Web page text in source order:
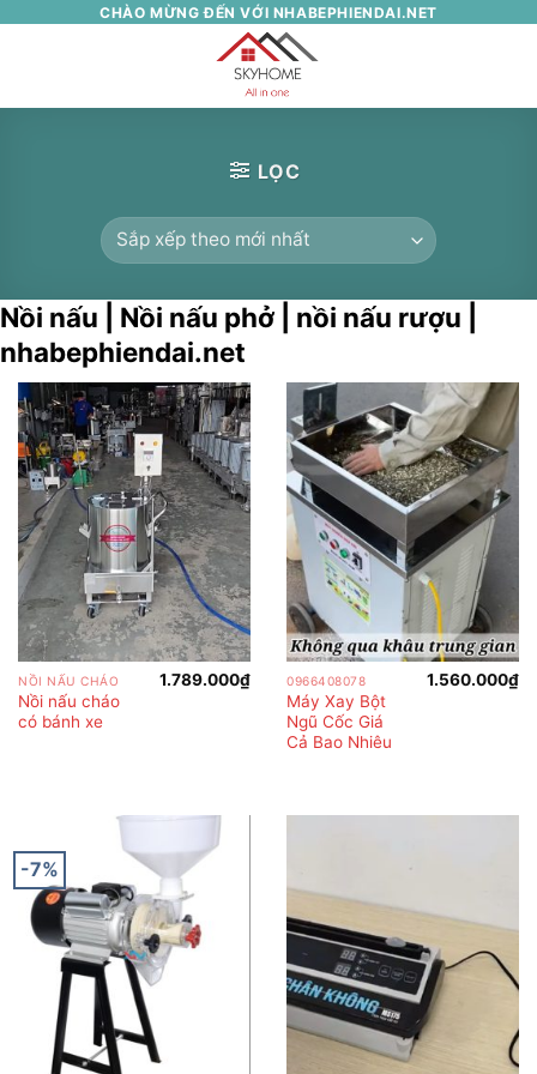
CHÀO MỪNG ĐẾN VỚI NHABEPHIENDAI.NET
LỌC
Nồi nấu | Nồi nấu phở | nồi nấu rượu |
nhabephiendai.net
NỒI NẤU CHÁO
Nồi nấu cháo
có bánh xe
1.789.000₫ 0966408078
Máy Xay Bột
Ngũ Cốc Giá
Cả Bao Nhiêu
1.560.000₫
-7%